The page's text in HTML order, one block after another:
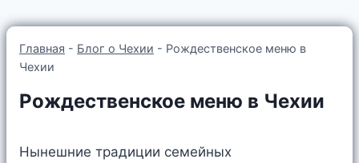
Главная - Блог о Чехии - Рождественское меню в
Чехии
Рождественское меню в Чехии
Нынешние традиции семейных